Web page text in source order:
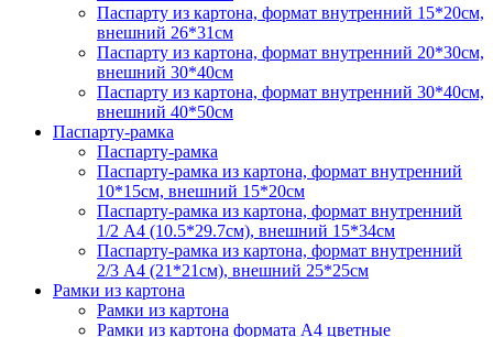
Паспарту из картона, формат внутренний 15*20см,
внешний 26*31см
Паспарту из картона, формат внутренний 20*30см,
внешний 30*40см
Паспарту из картона, формат внутренний 30*40см,
внешний 40*50см
Паспарту-рамка
Паспарту-рамка
Паспарту-рамка из картона, формат внутренний
10*15см, внешний 15*20см
Паспарту-рамка из картона, формат внутренний
1/2 А4 (10.5*29.7см), внешний 15*34см
Паспарту-рамка из картона, формат внутренний
2/3 А4 (21*21см), внешний 25*25см
Рамки из картона
Рамки из картона
Рамки из картона формата А4 цветные